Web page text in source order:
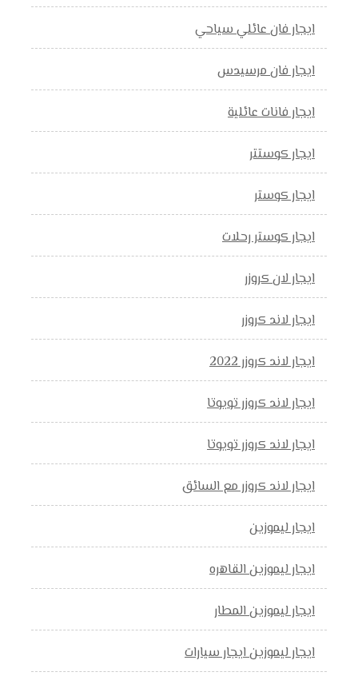
ايجار فان عائلي سياحي
ايجار فان مرسيدس
ايجار فانات عائلية
ايجار كوستتر
ايجار كوستر
ايجار كوستر رحلات
ايجار لان كروزر
ايجار لاند كروزر
ايجار لاند كروزر 2022
ايجار لاند كروزر تويوتا
ايجار لاند كروزر تويوتا
ايجار لاند كروزر مع السائق
ايجار ليموزين
ايجار ليموزين القاهره
ايجار ليموزين المطار
ايجار ليموزين ايجار سيارات